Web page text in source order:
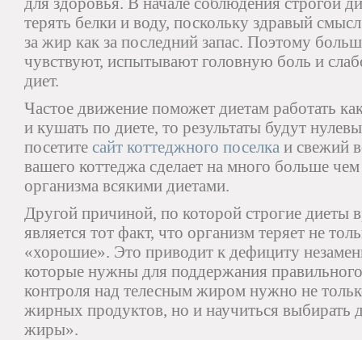
терять белки и воду, поскольку здравый
за жир как за последний запас. Поэтому
чувствуют, испытывают головную боль и
диет.
Частое движение поможет диетам работать
и кушать по диете, то результаты будут
посетите сайт коттеджного поселка и свежий
вашего коттеджа сделает на много больше
организма всякими диетами.
Другой причиной, по которой строгие диеты
является тот факт, что организм теряет не
«хорошие». Это приводит к дефициту
которые нужны для поддержания
контроля над телесным жиром нужно не
жирных продуктов, но и научиться выбирать
жиры».